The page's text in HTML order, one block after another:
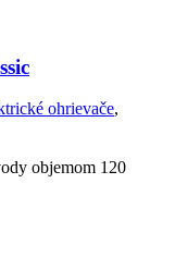
ohrievače,
objemom 120